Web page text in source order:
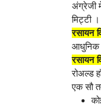
अंग्रेजी
मिट्टी ।
रसायन
आधुनिक
रसायन
रोअल्ड
एक सौ